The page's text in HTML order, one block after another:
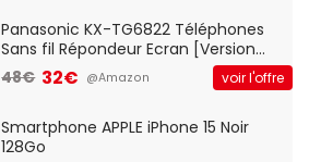
Panasonic KX-TG6822 Téléphones
Sans fil Répondeur Ecran [Version
Française]
48€ 32€ @Amazon voir l'offre
Smartphone APPLE iPhone 15 Noir
128Go